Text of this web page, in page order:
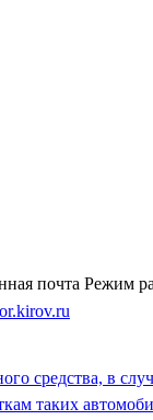
почта Режим
средства, в
таких